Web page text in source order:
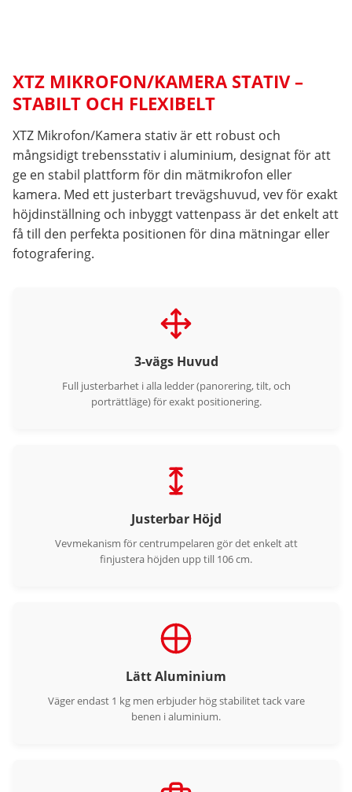
XTZ MIKROFON/KAMERA STATIV –
STABILT OCH FLEXIBELT
XTZ Mikrofon/Kamera stativ är ett robust och
mångsidigt trebensstativ i aluminium, designat för att
ge en stabil plattform för din mätmikrofon eller
kamera. Med ett justerbart trevägshuvud, vev för exakt
höjdinställning och inbyggt vattenpass är det enkelt att
få till den perfekta positionen för dina mätningar eller
fotografering.
3-vägs Huvud
Full justerbarhet i alla ledder (panorering, tilt, och
porträttläge) för exakt positionering.
Justerbar Höjd
Vevmekanism för centrumpelaren gör det enkelt att
finjustera höjden upp till 106 cm.
Lätt Aluminium
Väger endast 1 kg men erbjuder hög stabilitet tack vare
benen i aluminium.